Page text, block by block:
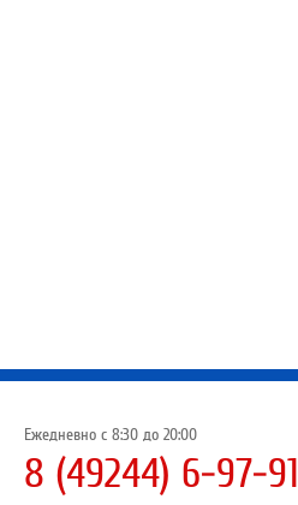
Ежедневно с 8:30 до 20:00
8 (49244) 6-97-91